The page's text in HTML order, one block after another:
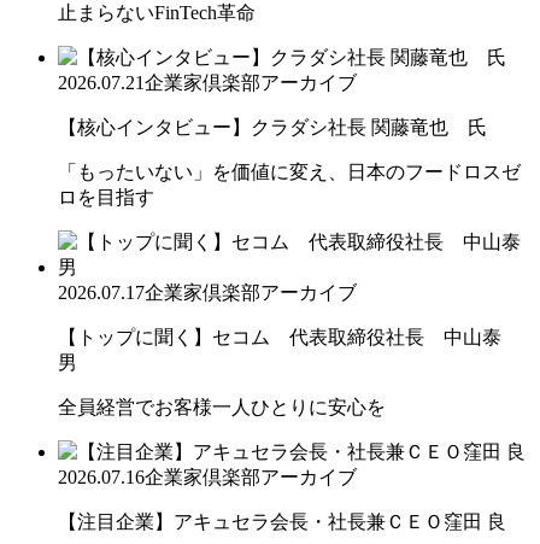
止まらないFinTech革命
2026.07.21企業家倶楽部アーカイブ
【核心インタビュー】クラダシ社長 関藤竜也 氏
「もったいない」を価値に変え、日本のフードロスゼ
ロを目指す
2026.07.17企業家倶楽部アーカイブ
【トップに聞く】セコム 代表取締役社長 中山泰
男
全員経営でお客様一人ひとりに安心を
2026.07.16企業家倶楽部アーカイブ
【注目企業】アキュセラ会長・社長兼ＣＥＯ窪田 良